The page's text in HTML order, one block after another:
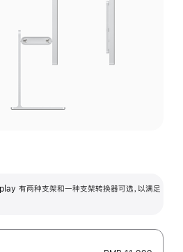
有两种支架和一种支架转换器可选，以满足